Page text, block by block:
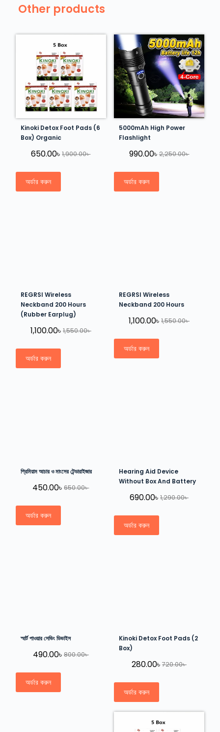
Other products
Kinoki Detox Foot Pads (6
Box) Organic
1,900.00৳
650.00৳
অর্ডার করুন
5000mAh High Power
Flashlight
2,250.00৳
990.00৳
অর্ডার করুন
REGRSI Wireless
Neckband 200 Hours
(Rubber Earplug)
1,550.00৳
1,100.00৳
অর্ডার করুন
REGRSI Wireless
Neckband 200 Hours
1,550.00৳
1,100.00৳
অর্ডার করুন
প্রিমিয়াম আচার ও মাংসের টেন্ডারাইজার
650.00৳
450.00৳
অর্ডার করুন
Hearing Aid Device
Without Box And Battery
1,290.00৳
690.00৳
অর্ডার করুন
স্মার্ট পাওয়ার সেভিং ডিভাইস
800.00৳
490.00৳
অর্ডার করুন
Kinoki Detox Foot Pads (2
Box)
720.00৳
280.00৳
অর্ডার করুন